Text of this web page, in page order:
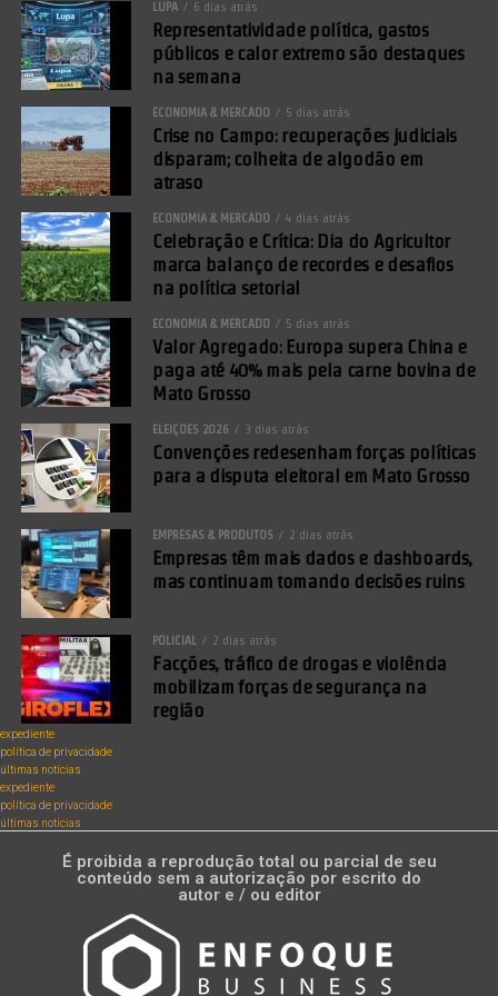
LUPA 6 dias atrás
Representatividade política, gastos
públicos e calor extremo são destaques
na semana
ECONOMIA & MERCADO 5 dias atrás
Crise no Campo: recuperações judiciais
disparam; colheita de algodão em
atraso
ECONOMIA & MERCADO 4 dias atrás
Celebração e Crítica: Dia do Agricultor
marca balanço de recordes e desafios
na política setorial
ECONOMIA & MERCADO 5 dias atrás
Valor Agregado: Europa supera China e
paga até 40% mais pela carne bovina de
Mato Grosso
ELEIÇÕES 2026 3 dias atrás
Convenções redesenham forças políticas
para a disputa eleitoral em Mato Grosso
EMPRESAS & PRODUTOS 2 dias atrás
Empresas têm mais dados e dashboards,
mas continuam tomando decisões ruins
POLICIAL 2 dias atrás
Facções, tráfico de drogas e violência
mobilizam forças de segurança na
região
expediente
política de privacidade
últimas notícias
expediente
política de privacidade
últimas notícias
É proibida a reprodução total ou parcial de seu
conteúdo sem a autorização por escrito do
autor e / ou editor